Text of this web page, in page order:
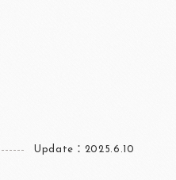
Update：2025.6.10